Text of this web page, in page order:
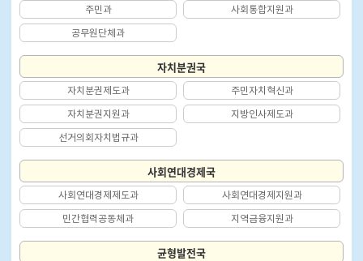
주민과 사회통합지원과
공무원단체과
자치분권국
자치분권제도과 주민자치혁신과
자치분권지원과 지방인사제도과
선거의회자치법규과
사회연대경제국
사회연대경제제도과 사회연대경제지원과
민간협력공동체과 지역금융지원과
균형발전국